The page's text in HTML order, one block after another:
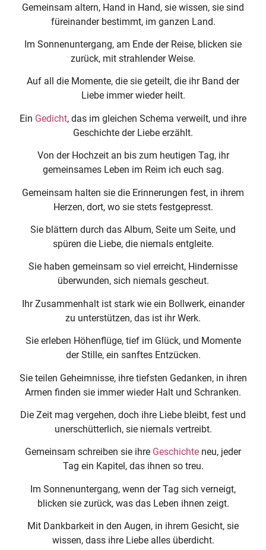
Gemeinsam altern, Hand in Hand, sie wissen, sie sind
füreinander bestimmt, im ganzen Land.
Im Sonnenuntergang, am Ende der Reise, blicken sie
zurück, mit strahlender Weise.
Auf all die Momente, die sie geteilt, die ihr Band der
Liebe immer wieder heilt.
Ein Gedicht, das im gleichen Schema verweilt, und ihre
Geschichte der Liebe erzählt.
Von der Hochzeit an bis zum heutigen Tag, ihr
gemeinsames Leben im Reim ich euch sag.
Gemeinsam halten sie die Erinnerungen fest, in ihrem
Herzen, dort, wo sie stets festgepresst.
Sie blättern durch das Album, Seite um Seite, und
spüren die Liebe, die niemals entgleite.
Sie haben gemeinsam so viel erreicht, Hindernisse
überwunden, sich niemals gescheut.
Ihr Zusammenhalt ist stark wie ein Bollwerk, einander
zu unterstützen, das ist ihr Werk.
Sie erleben Höhenflüge, tief im Glück, und Momente
der Stille, ein sanftes Entzücken.
Sie teilen Geheimnisse, ihre tiefsten Gedanken, in ihren
Armen finden sie immer wieder Halt und Schranken.
Die Zeit mag vergehen, doch ihre Liebe bleibt, fest und
unerschütterlich, sie niemals vertreibt.
Gemeinsam schreiben sie ihre Geschichte neu, jeder
Tag ein Kapitel, das ihnen so treu.
Im Sonnenuntergang, wenn der Tag sich verneigt,
blicken sie zurück, was das Leben ihnen zeigt.
Mit Dankbarkeit in den Augen, in ihrem Gesicht, sie
wissen, dass ihre Liebe alles überdicht.